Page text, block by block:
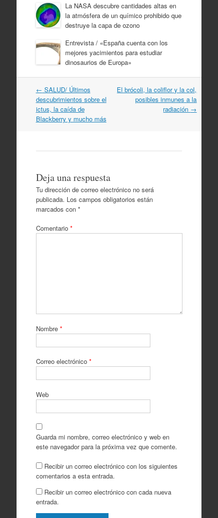
La NASA descubre cantidades altas en
la atmósfera de un químico prohibido que
destruye la capa de ozono
Entrevista / «España cuenta con los
mejores yacimientos para estudiar
dinosaurios de Europa»
Navegación
por
artículos
← SALUD/ Últimos
descubrimientos sobre el
ictus, la caída de
Blackberry y mucho más
El brócoli, la coliflor y la col,
posibles inmunes a la
radiación →
Deja una respuesta
Tu dirección de correo electrónico no será
publicada. Los campos obligatorios están
marcados con *
Comentario *
Nombre *
Correo electrónico *
Web
Guarda mi nombre, correo electrónico y web en
este navegador para la próxima vez que comente.
Recibir un correo electrónico con los siguientes
comentarios a esta entrada.
Recibir un correo electrónico con cada nueva
entrada.